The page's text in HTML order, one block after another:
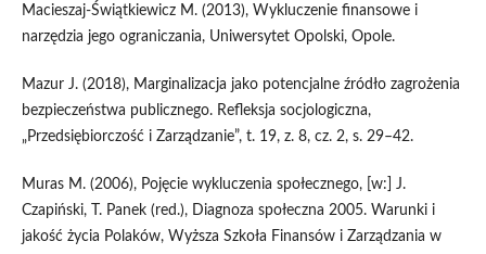
Macieszaj-Świątkiewicz M. (2013), Wykluczenie finansowe i
narzędzia jego ograniczania, Uniwersytet Opolski, Opole.
Mazur J. (2018), Marginalizacja jako potencjalne źródło zagrożenia
bezpieczeństwa publicznego. Refleksja socjologiczna,
„Przedsiębiorczość i Zarządzanie”, t. 19, z. 8, cz. 2, s. 29–42.
Muras M. (2006), Pojęcie wykluczenia społecznego, [w:] J.
Czapiński, T. Panek (red.), Diagnoza społeczna 2005. Warunki i
jakość życia Polaków, Wyższa Szkoła Finansów i Zarządzania w